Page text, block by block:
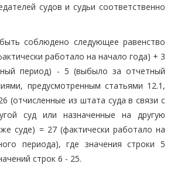
судов и судьи соответственно
соблюдено следующее равенство
работало на начало года) + 3
период) - 5 (выбыло за отчетный
предусмотренным статьями 12.1,
(отчисленные из штата суда в связи с
суд или назначенные на другую
суде) = 27 (фактически работало на
периода), где значения строки 5
строк 6 - 25.